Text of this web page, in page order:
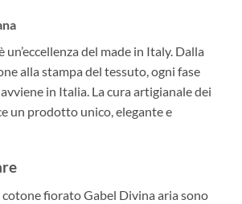
un’eccellenza del made in Italy. Dalla
alla stampa del tessuto, ogni fase
in Italia. La cura artigianale dei
un prodotto unico, elegante e
cotone fiorato Gabel Divina aria sono